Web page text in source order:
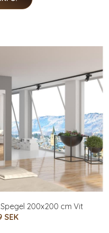
200x200 cm Vit
SEK